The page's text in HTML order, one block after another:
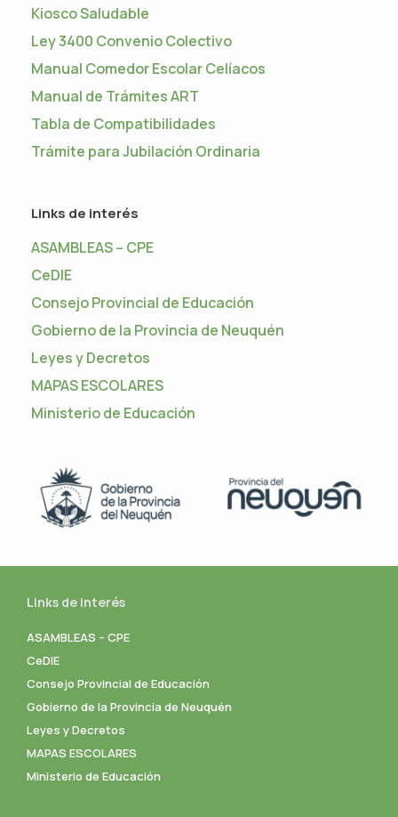
Kiosco Saludable
Ley 3400 Convenio Colectivo
Manual Comedor Escolar Celíacos
Manual de Trámites ART
Tabla de Compatibilidades
Trámite para Jubilación Ordinaria
Links de interés
ASAMBLEAS – CPE
CeDIE
Consejo Provincial de Educación
Gobierno de la Provincia de Neuquén
Leyes y Decretos
MAPAS ESCOLARES
Ministerio de Educación
Links de interés
ASAMBLEAS – CPE
CeDIE
Consejo Provincial de Educación
Gobierno de la Provincia de Neuquén
Leyes y Decretos
MAPAS ESCOLARES
Ministerio de Educación